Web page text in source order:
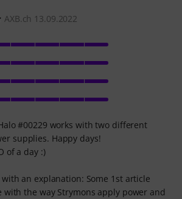
AXB.ch 13.09.2022
#00229 works with two different
supplies. Happy days!
of a day :)
an explanation: Some 1st article
with the way Strymons apply power and